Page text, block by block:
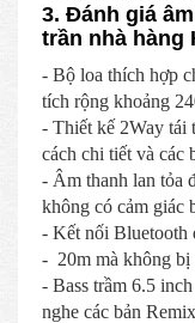
3. Đánh giá
trần nhà hàng
- Bộ loa thích hợp
tích rộng khoảng
- Thiết kế 2Way tái
cách chi tiết và các
- Âm thanh lan tỏa
không có cảm giác
- Kết nối Bluetooth
- 20m mà không bị
- Bass trầm 6.5
nghe các bản